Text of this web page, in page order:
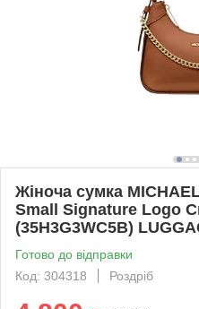
Жіноча сумка
Small Signature Logo
(35H3G3WC5B)
Готово до відправки
Код: 304318
Роздріб